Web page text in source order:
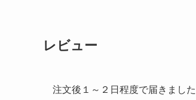
レビュー
注文後１～２日程度で届きました